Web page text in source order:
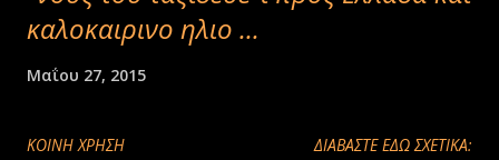
καλοκαιρινο ηλιο ...
Μαΐου 27, 2015
ΚΟΙΝΉ ΧΡΉΣΗ ΔΙΑΒΑΣΤΕ ΕΔΩ ΣΧΕΤΙΚΑ: